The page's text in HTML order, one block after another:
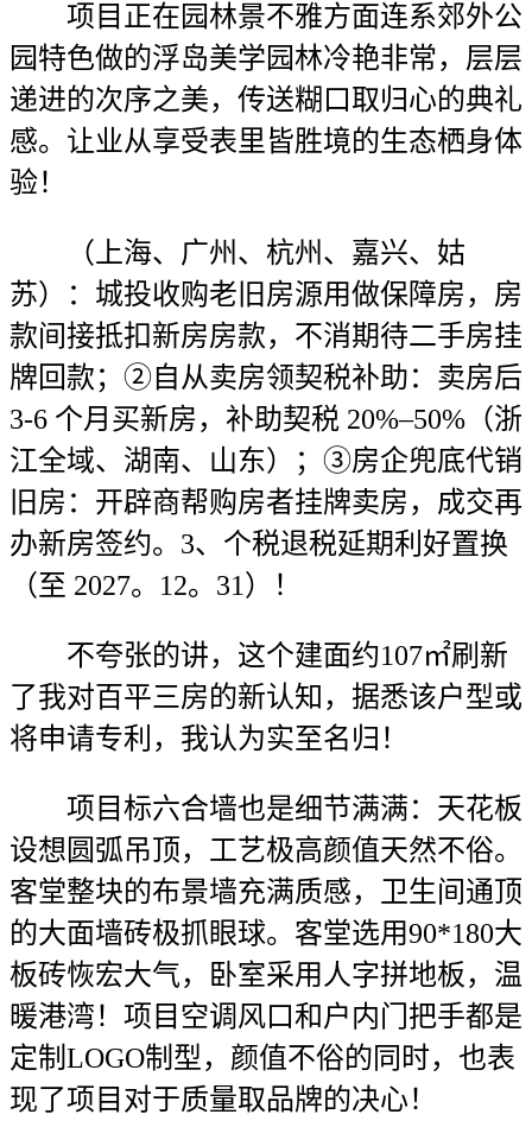
项目正在园林景不雅方面连系郊外公
园特色做的浮岛美学园林冷艳非常，层层
递进的次序之美，传送糊口取归心的典礼
感。让业从享受表里皆胜境的生态栖身体
验！
（上海、广州、杭州、嘉兴、姑
苏）：城投收购老旧房源用做保障房，房
款间接抵扣新房房款，不消期待二手房挂
牌回款；②自从卖房领契税补助：卖房后
3-6 个月买新房，补助契税 20%–50%（浙
江全域、湖南、山东）；③房企兜底代销
旧房：开辟商帮购房者挂牌卖房，成交再
办新房签约。3、个税退税延期利好置换
（至 2027。12。31）！
不夸张的讲，这个建面约107㎡刷新
了我对百平三房的新认知，据悉该户型或
将申请专利，我认为实至名归！
项目标六合墙也是细节满满：天花板
设想圆弧吊顶，工艺极高颜值天然不俗。
客堂整块的布景墙充满质感，卫生间通顶
的大面墙砖极抓眼球。客堂选用90*180大
板砖恢宏大气，卧室采用人字拼地板，温
暖港湾！项目空调风口和户内门把手都是
定制LOGO制型，颜值不俗的同时，也表
现了项目对于质量取品牌的决心！